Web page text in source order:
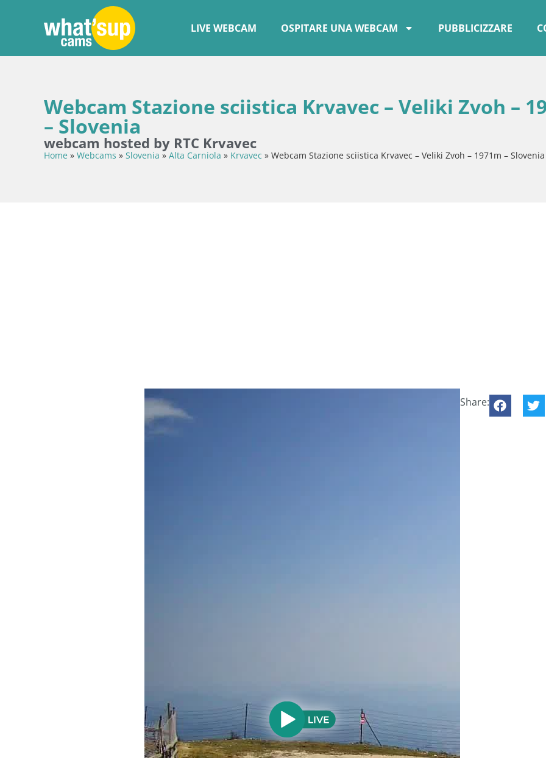
LIVE WEBCAM OSPITARE UNA WEBCAM PUBBLICIZZARE
Webcam Stazione sciistica Krvavec – Veliki Zvoh –
– Slovenia
webcam hosted by RTC Krvavec
Home » Webcams » Slovenia » Alta Carniola » Krvavec » Webcam Stazione sciistica Krvavec – Veliki Zvoh – 1971m – Slovenia
Share: